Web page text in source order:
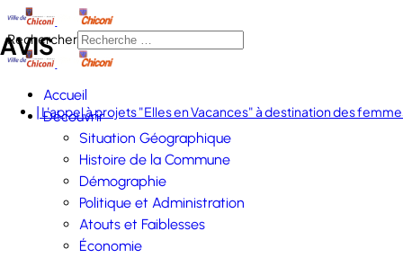
Rechercher
Accueil
Découvrir
Situation Géographique
Histoire de la Commune
Démographie
Politique et Administration
Atouts et Faiblesses
Économie
AVIS
| L'appel à projets "Elles en Vacances" à destination des